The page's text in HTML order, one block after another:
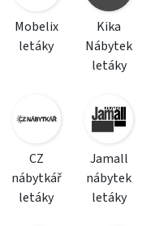
Mobelix
letáky
Kika
Nábytek
letáky
CZ
nábytkář
letáky
Jamall
nábytek
letáky